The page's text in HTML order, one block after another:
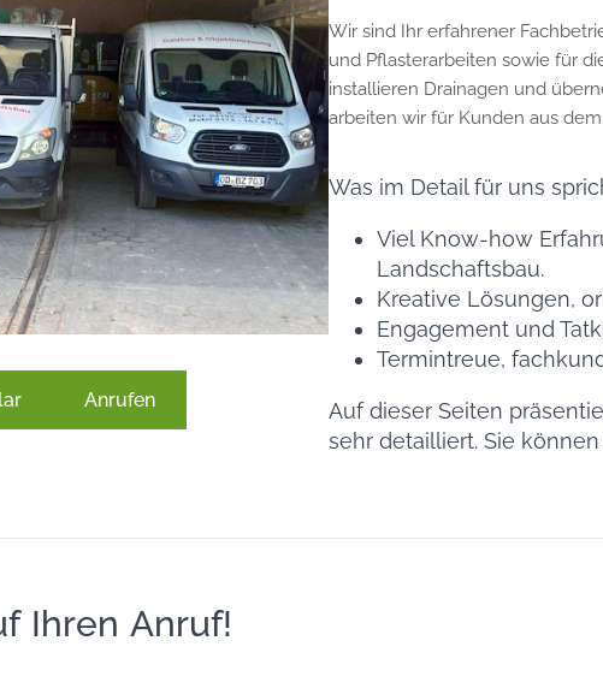
Anrufen
Wir sind Ihr erfahrener
und Pflasterarbeiten sowie für
installieren Drainagen und
arbeiten wir für Kunden aus
Was im Detail für uns
Viel Know-how
Landschaftsbau.
Kreative Lösungen,
Engagement und
Termintreue,
Auf dieser Seiten
sehr detailliert. Sie
Ihren Anruf!